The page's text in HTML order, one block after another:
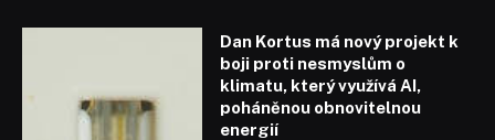
Dan Kortus má nový projekt k
boji proti nesmyslům o
klimatu, který využívá AI,
poháněnou obnovitelnou
energií